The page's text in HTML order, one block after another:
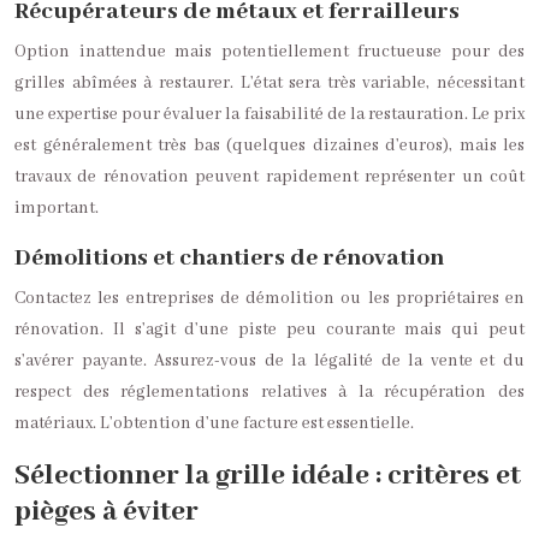
Récupérateurs de métaux et ferrailleurs
Option inattendue mais potentiellement fructueuse pour des
grilles abîmées à restaurer. L’état sera très variable, nécessitant
une expertise pour évaluer la faisabilité de la restauration. Le prix
est généralement très bas (quelques dizaines d’euros), mais les
travaux de rénovation peuvent rapidement représenter un coût
important.
Démolitions et chantiers de rénovation
Contactez les entreprises de démolition ou les propriétaires en
rénovation. Il s’agit d’une piste peu courante mais qui peut
s’avérer payante. Assurez-vous de la légalité de la vente et du
respect des réglementations relatives à la récupération des
matériaux. L’obtention d’une facture est essentielle.
Sélectionner la grille idéale : critères et
pièges à éviter